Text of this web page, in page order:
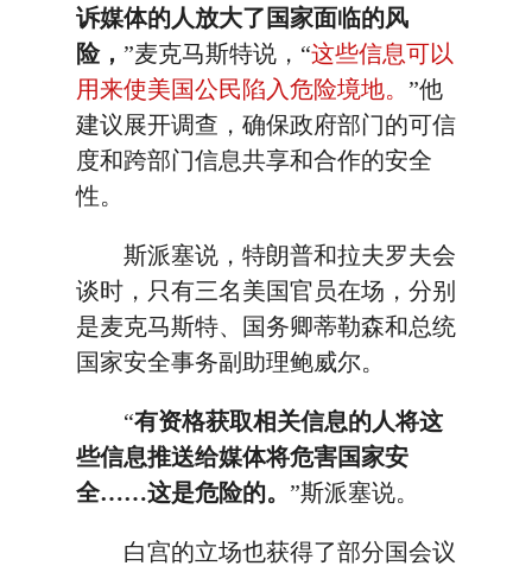
诉媒体的人放大了国家面临的风
险， ”麦克马斯特说，“这些信息可以
用来使美国公民陷入危险境地。 ”他
建议展开调查，确保政府部门的可信
度和跨部门信息共享和合作的安全
性。
斯派塞说，特朗普和拉夫罗夫会
谈时，只有三名美国官员在场，分别
是麦克马斯特、国务卿蒂勒森和总统
国家安全事务副助理鲍威尔。
“有资格获取相关信息的人将这
些信息推送给媒体将危害国家安
全……这是危险的。 ”斯派塞说。
白宫的立场也获得了部分国会议